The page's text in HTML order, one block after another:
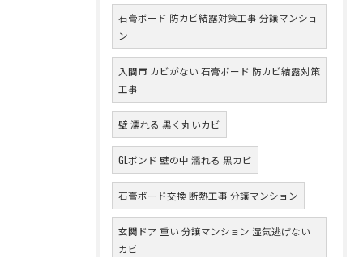
石膏ボード 防カビ結露対策工事 分譲マンショ
ン
入間市 カビがない 石膏ボード 防カビ結露対策
工事
壁 濡れる 黒く丸いカビ
GLボンド 壁の中 濡れる 黒カビ
石膏ボード交換 断熱工事 分譲マンション
玄関ドア 重い 分譲マンション 湿気逃げない
カビ